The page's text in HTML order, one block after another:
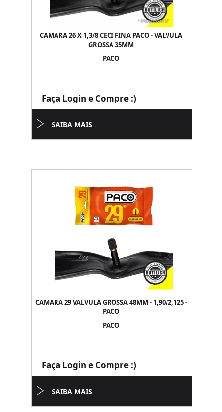
CAMARA 26 X 1,3/8 CECI FINA PACO - VALVULA
GROSSA 35MM
PACO
Faça Login e Compre :)
SAIBA MAIS
CAMARA 29 VALVULA GROSSA 48MM - 1,90/2,125 -
PACO
PACO
Faça Login e Compre :)
SAIBA MAIS